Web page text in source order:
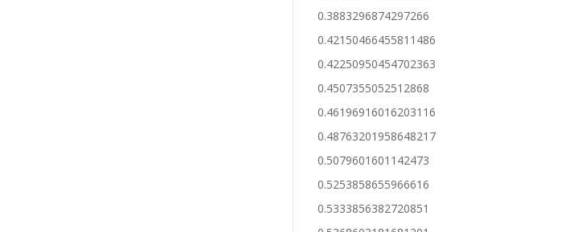
0.3883296874297266
0.42150466455811486
0.42250950454702363
0.4507355052512868
0.46196916016203116
0.48763201958648217
0.5079601601142473
0.5253858655966616
0.5333856382720851